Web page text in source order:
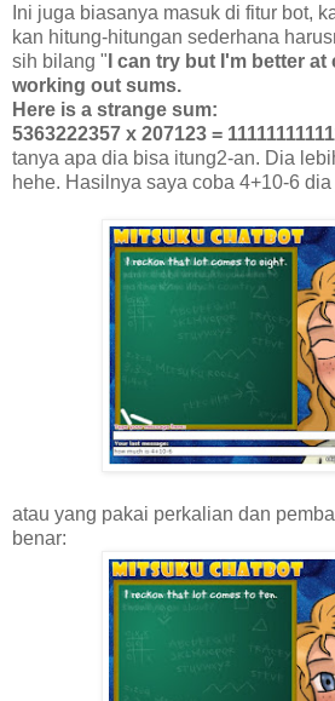
Ini juga biasanya masuk di fitur bot,
kan hitung-hitungan sederhana
sih bilang " I can try but I'm better
working out sums.
Here is a strange sum:
5363222357 x 207123 =
tanya apa dia bisa itung2-an. Dia
hehe. Hasilnya saya coba 4+10-6
atau yang pakai perkalian dan
benar: